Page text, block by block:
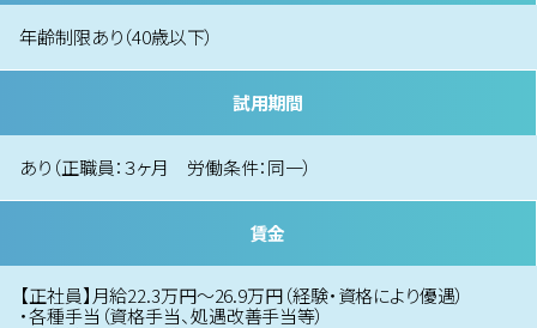
年齢制限あり（40歳以下）
試用期間
あり（正職員：３ヶ月 労働条件：同一）
賃金
【正社員】月給22.3万円〜26.9万円（経験・資格により優遇）
・各種手当（資格手当、処遇改善手当等）